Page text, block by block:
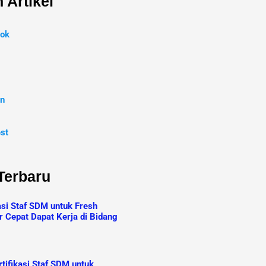
Staf SDM untuk Fresh
Cepat Dapat Kerja di Bidang